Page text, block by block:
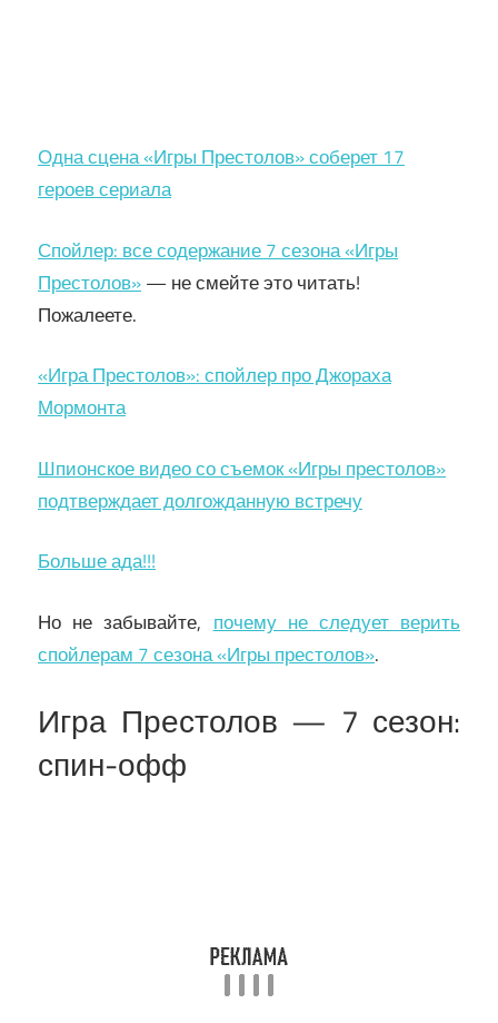
Одна сцена «Игры Престолов» соберет 17
героев сериала
Спойлер: все содержание 7 сезона «Игры
Престолов»— не смейте это читать!
Пожалеете.
«Игра Престолов»: спойлер про Джораха
Мормонта
Шпионское видео со съемок «Игры престолов»
подтверждает долгожданную встречу
Больше ада!!!
Но не забывайте, почему не следует верить
спойлерам 7 сезона «Игры престолов».
Игра Престолов — 7 сезон:
спин-офф